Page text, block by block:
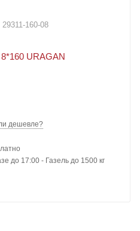
29311-160-08
дешевле?
до 17:00 - Газель до 1500 кг